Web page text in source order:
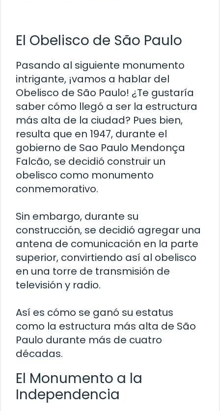
El Obelisco de São Paulo
Pasando al siguiente monumento
intrigante, ¡vamos a hablar del
Obelisco de São Paulo! ¿Te gustaría
saber cómo llegó a ser la estructura
más alta de la ciudad? Pues bien,
resulta que en 1947, durante el
gobierno de Sao Paulo Mendonça
Falcão, se decidió construir un
obelisco como monumento
conmemorativo.
Sin embargo, durante su
construcción, se decidió agregar una
antena de comunicación en la parte
superior, convirtiendo así al obelisco
en una torre de transmisión de
televisión y radio.
Así es cómo se ganó su estatus
como la estructura más alta de São
Paulo durante más de cuatro
décadas.
El Monumento a la
Independencia